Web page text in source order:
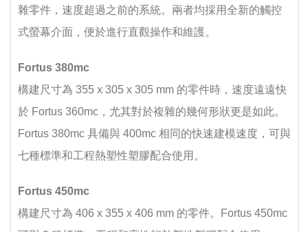
雜零件，速度超過之前的系統。兩者均採用全新的觸控
式螢幕介面，便於進行直觀操作和維護。
Fortus 380mc
構建尺寸為 355 x 305 x 305 mm 的零件時，速度遠遠快
於 Fortus 360mc，尤其對於複雜的幾何形狀更是如此。
Fortus 380mc 具備與 400mc 相同的快速建模速度，可與
七種標準和工程熱塑性塑膠配合使用。
Fortus 450mc
構建尺寸為 406 x 355 x 406 mm 的零件。Fortus 450mc